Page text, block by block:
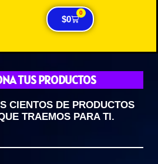
$0
0
TUS PRODUCTOS
CIENTOS DE PRODUCTOS
TRAEMOS PARA TI.